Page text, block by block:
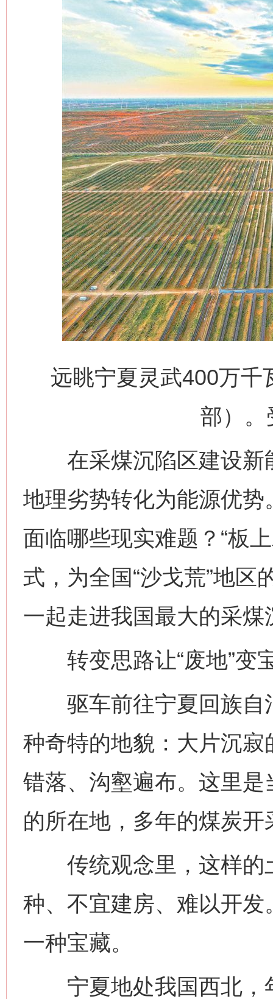
远眺宁夏灵武400万千
部）。
在采煤沉陷区建设新
地理劣势转化为能源优
面临哪些现实难题？“板
式，为全国“沙戈荒”地
一起走进我国最大的采
转变思路让“废地”变
驱车前往宁夏回族自
种奇特的地貌：大片沉
错落、沟壑遍布。这里
的所在地，多年的煤炭
传统观念里，这样的
种、不宜建房、难以开
一种宝藏。
宁夏地处我国西北，